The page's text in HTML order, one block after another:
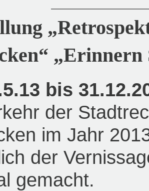
„Erinnern
bis
der
im Jahr
der
gemacht.